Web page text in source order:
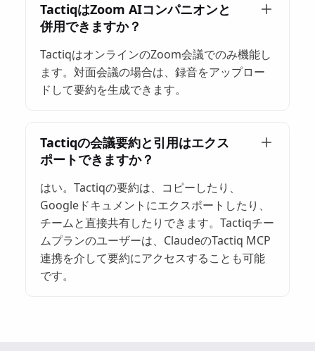
TactiqはZoom AIコンパニオンと
併用できますか？
TactiqはオンラインのZoom会議でのみ機能し
ます。対面会議の場合は、録音をアップロー
ドして要約を生成できます。
Tactiqの会議要約と引用はエクス
ポートできますか？
はい。Tactiqの要約は、コピーしたり、
Googleドキュメントにエクスポートしたり、
チームと直接共有したりできます。Tactiqチー
ムプランのユーザーは、ClaudeのTactiq MCP
連携を介して要約にアクセスすることも可能
です。